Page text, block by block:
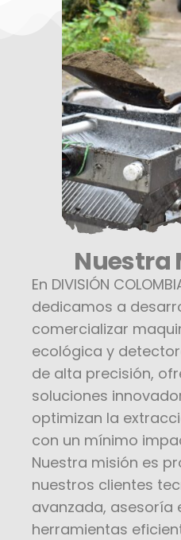
Nuestra
En DIVISIÓN
dedicamos a
comercializar
ecológica y
de alta precisión,
soluciones
optimizan la
con un mínimo
Nuestra misión es
nuestros clientes
avanzada, asesoría
herramientas